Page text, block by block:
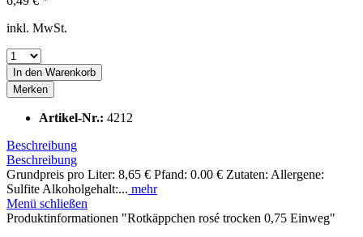
inkl. MwSt.
In den Warenkorb
Merken
Artikel-Nr.: 4212
Beschreibung
Beschreibung
Grundpreis pro Liter: 8,65 € Pfand: 0.00 € Zutaten: Allergene:
Sulfite Alkoholgehalt:... mehr
Menü schließen
Produktinformationen "Rotkäppchen rosé trocken 0,75 Einweg"